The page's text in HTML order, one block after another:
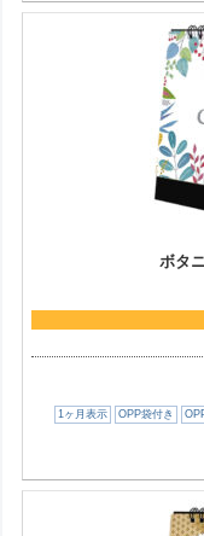
ボタ
1ヶ月表示 OPP袋付き